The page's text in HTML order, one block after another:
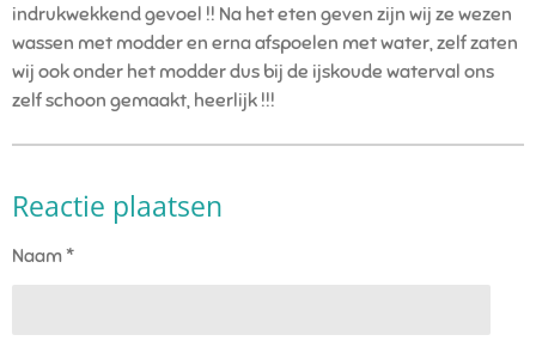
indrukwekkend gevoel !! Na het eten geven zijn wij ze wezen
wassen met modder en erna afspoelen met water, zelf zaten
wij ook onder het modder dus bij de ijskoude waterval ons
zelf schoon gemaakt, heerlijk !!!
Reactie plaatsen
Naam *